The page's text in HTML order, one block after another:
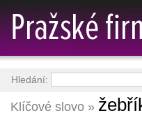
Klíčové slovo »
Hledání: